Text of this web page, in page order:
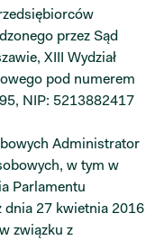
przez Sąd
XIII Wydział
pod numerem
NIP: 5213882417
Administrator
w tym w
Parlamentu
dnia 27 kwietnia 2016
związku z